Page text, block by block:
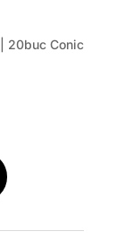
20buc Conic